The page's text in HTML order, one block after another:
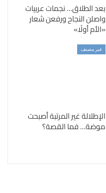
بعد الطلاق… نجمات عربيات
واصلن النجاح ورفعن شعار
«الأم أولًا»
غير مصنف
الإطلالة غير المرتبة أصبحت
موضة… فما القصة؟